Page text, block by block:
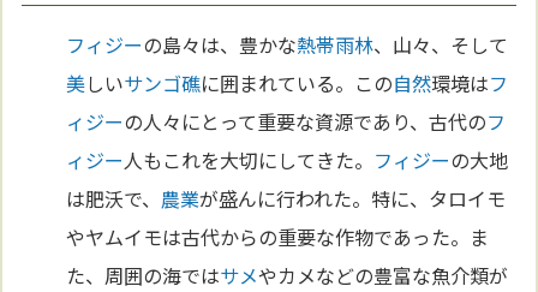
フィジーの島々は、豊かな熱帯雨林、山々、そして
美しいサンゴ礁に囲まれている。この自然環境はフ
ィジーの人々にとって重要な資源であり、古代のフ
ィジー人もこれを大切にしてきた。 フィジーの大地
は肥沃で、 農業が盛んに行われた。特に、タロイモ
やヤムイモは古代からの重要な作物であった。ま
た、周囲の海ではサメやカメなどの豊富な魚介類が